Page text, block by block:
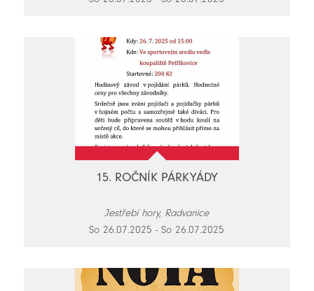
15. ROČNÍK PÁRKYÁDY
Jestřebí hory, Radvanice
So 26.07.2025 - So 26.07.2025